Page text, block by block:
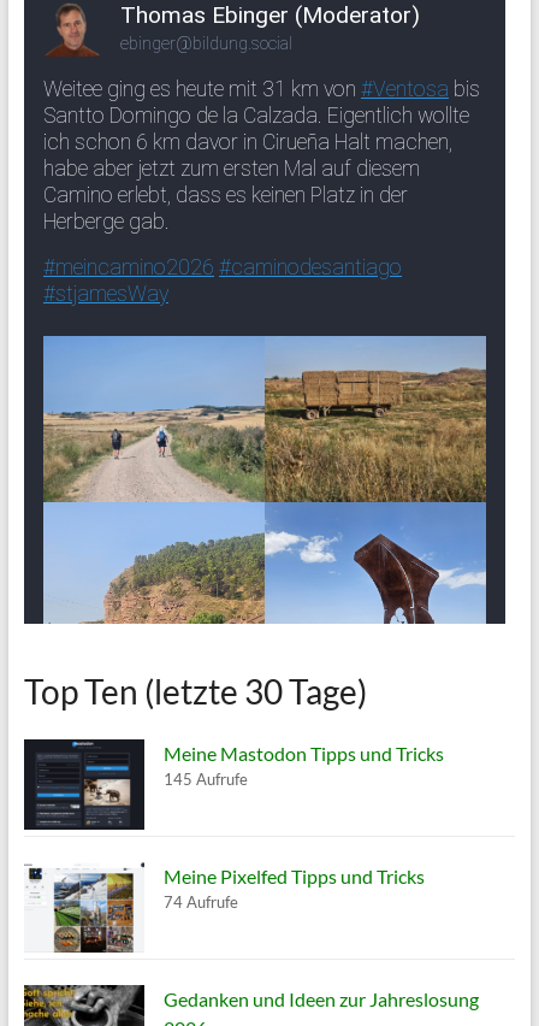
Top Ten (letzte 30 Tage)
Meine Mastodon Tipps und Tricks
145 Aufrufe
Meine Pixelfed Tipps und Tricks
74 Aufrufe
Gedanken und Ideen zur Jahreslosung